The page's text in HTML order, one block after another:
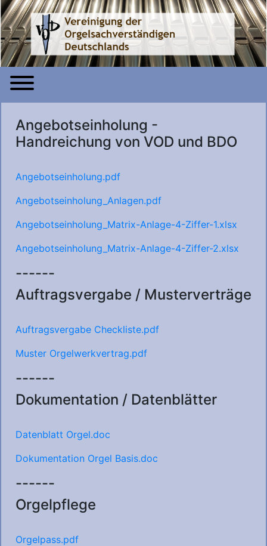
Angebotseinholung -
Handreichung von VOD und BDO
Angebotseinholung.pdf
Angebotseinholung_Anlagen.pdf
Angebotseinholung_Matrix-Anlage-4-Ziffer-1.xlsx
Angebotseinholung_Matrix-Anlage-4-Ziffer-2.xlsx
------
Auftragsvergabe / Musterverträge
Auftragsvergabe Checkliste.pdf
Muster Orgelwerkvertrag.pdf
------
Dokumentation / Datenblätter
Datenblatt Orgel.doc
Dokumentation Orgel Basis.doc
------
Orgelpflege
Orgelpass.pdf